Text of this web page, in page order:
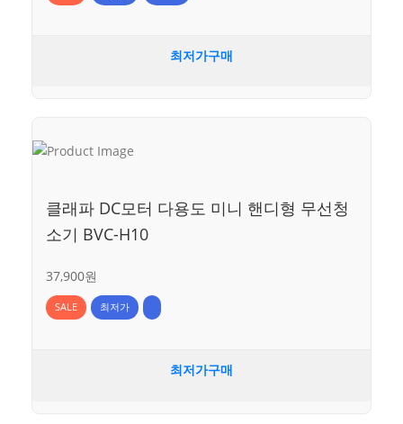
최저가구매
클래파 DC모터 다용도 미니 핸디형 무선청
소기 BVC-H10
37,900원
SALE 최저가
최저가구매